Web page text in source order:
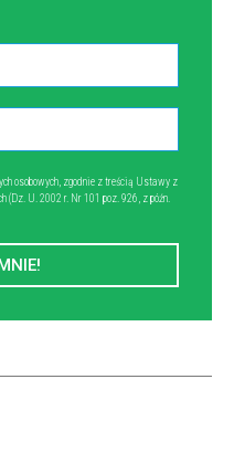
osobowych, zgodnie z treścią Ustawy z
(Dz. U. 2002 r. Nr 101 poz. 926, z późn.